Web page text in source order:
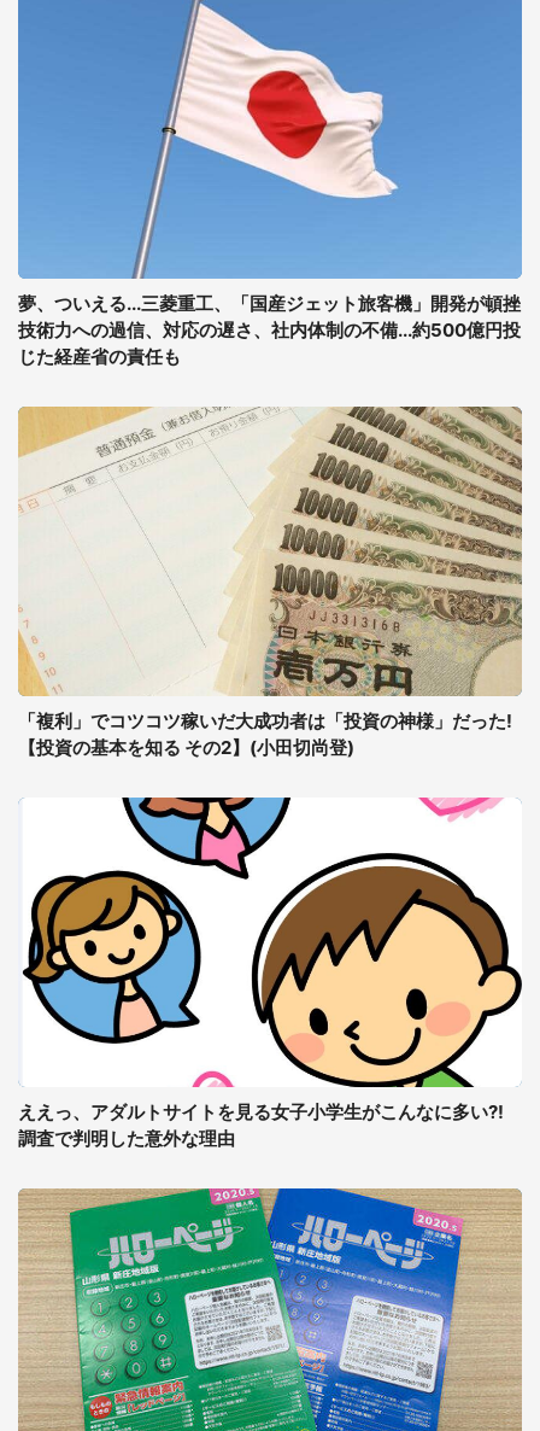
夢、ついえる...三菱重工、「国産ジェット旅客機」開発が頓挫
技術力への過信、対応の遅さ、社内体制の不備...約500億円投
じた経産省の責任も
「複利」でコツコツ稼いだ大成功者は「投資の神様」だった!
【投資の基本を知る その2】(小田切尚登)
ええっ、アダルトサイトを見る女子小学生がこんなに多い?!
調査で判明した意外な理由